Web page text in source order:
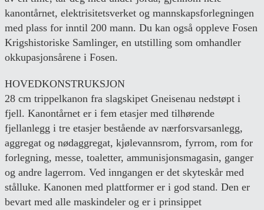
kanontårnet, elektrisitetsverket og mannskapsforlegningen
med plass for inntil 200 mann. Du kan også oppleve Fosen
Krigshistoriske Samlinger, en utstilling som omhandler
okkupasjonsårene i Fosen.
HOVEDKONSTRUKSJON
28 cm trippelkanon fra slagskipet Gneisenau nedstøpt i
fjell. Kanontårnet er i fem etasjer med tilhørende
fjellanlegg i tre etasjer bestående av nærforsvarsanlegg,
aggregat og nødaggregat, kjølevannsrom, fyrrom, rom for
forlegning, messe, toaletter, ammunisjonsmagasin, ganger
og andre lagerrom. Ved inngangen er det skyteskår med
stålluke. Kanonen med plattformer er i god stand. Den er
bevart med alle maskindeler og er i prinsippet